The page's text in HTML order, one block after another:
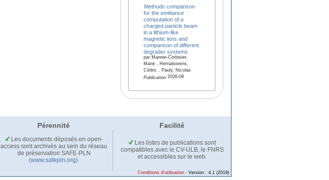
Methods comparison
for the emittance
computation of a
charged particle beam
in a lithium-like
magnetic lens and
comparison of different
degrader systems
par Mannie-Corbisier,
Marie , Hernalsteens,
Cédric , Pauly, Nicolas
Publication2026-09
Pérennité Facilité
Les documents déposés en open-
access sont archivés au sein du réseau
de préservation SAFE-PLN
(www.safepln.org).
Les listes de publications sont
compatibles avec le CV-ULB, le FNRS
et accessibles sur le web.
Conditions d'utilisation - Version : 4.1 (2019)